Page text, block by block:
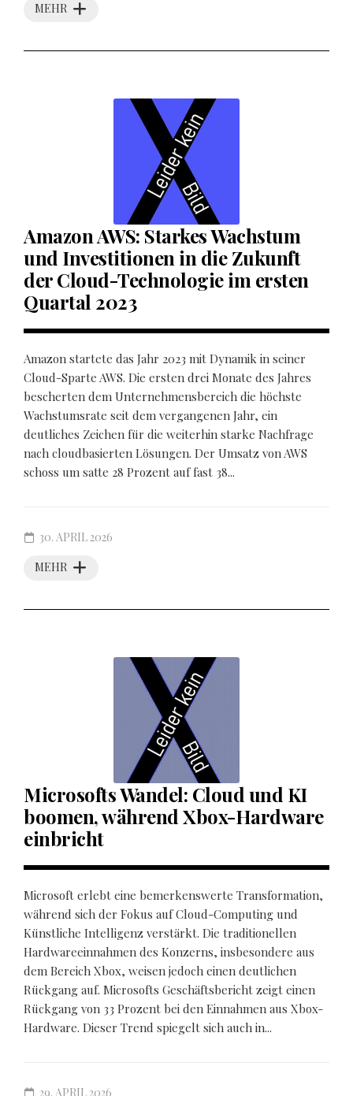
MEHR
Amazon AWS: Starkes Wachstum
und Investitionen in die Zukunft
der Cloud-Technologie im ersten
Quartal 2023
Amazon startete das Jahr 2023 mit Dynamik in seiner
Cloud-Sparte AWS. Die ersten drei Monate des Jahres
bescherten dem Unternehmensbereich die höchste
Wachstumsrate seit dem vergangenen Jahr, ein
deutliches Zeichen für die weiterhin starke Nachfrage
nach cloudbasierten Lösungen. Der Umsatz von AWS
schoss um satte 28 Prozent auf fast 38...
MEHR
30. APRIL 2026
Microsofts Wandel: Cloud und KI
boomen, während Xbox-Hardware
einbricht
Microsoft erlebt eine bemerkenswerte Transformation,
während sich der Fokus auf Cloud-Computing und
Künstliche Intelligenz verstärkt. Die traditionellen
Hardwareeinnahmen des Konzerns, insbesondere aus
dem Bereich Xbox, weisen jedoch einen deutlichen
Rückgang auf. Microsofts Geschäftsbericht zeigt einen
Rückgang von 33 Prozent bei den Einnahmen aus Xbox-
Hardware. Dieser Trend spiegelt sich auch in...
29. APRIL 2026